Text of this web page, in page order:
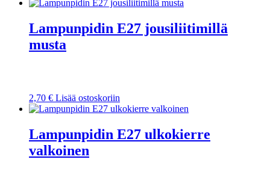
Lampunpidin E27 jousiliitimillä
musta
2,70 € Lisää ostoskoriin
Lampunpidin E27 ulkokierre
valkoinen